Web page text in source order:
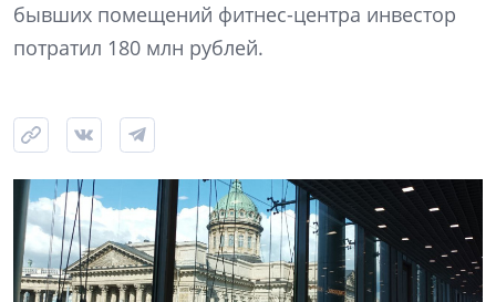
бывших помещений фитнес-центра инвестор
потратил 180 млн рублей.